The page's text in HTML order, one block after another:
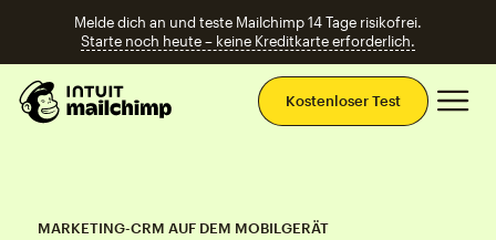
Melde dich an und teste Mailchimp 14 Tage risikofrei.
Starte noch heute – keine Kreditkarte erforderlich.
Kostenloser Test
MARKETING-CRM AUF DEM MOBILGERÄT